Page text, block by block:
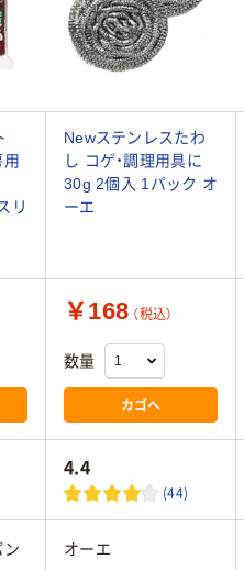
リ
Newステンレスたわ
し コゲ・調理用具に
30g 2個入 1パック オ
ーエ
￥168 （税込）
数量
カゴへ
4.4
(44)
ン オーエ